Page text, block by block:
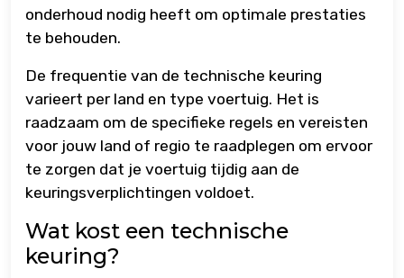
onderhoud nodig heeft om optimale prestaties
te behouden.
De frequentie van de technische keuring
varieert per land en type voertuig. Het is
raadzaam om de specifieke regels en vereisten
voor jouw land of regio te raadplegen om ervoor
te zorgen dat je voertuig tijdig aan de
keuringsverplichtingen voldoet.
Wat kost een technische
keuring?